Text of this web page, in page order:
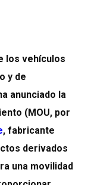
los vehículos
y de
anunciado la
(MOU, por
, fabricante
derivados
una movilidad